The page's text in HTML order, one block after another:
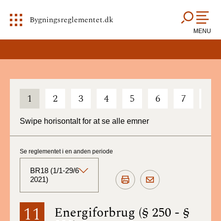
Bygningsreglementet.dk
MENU
1 2 3 4 5 6 7
Swipe horisontalt for at se alle emner
11 Energiforbrug (§ 250 - §
Se reglementet i en anden periode
BR18 (1/1-29/6
2021)
BR18 (Aktuelt)